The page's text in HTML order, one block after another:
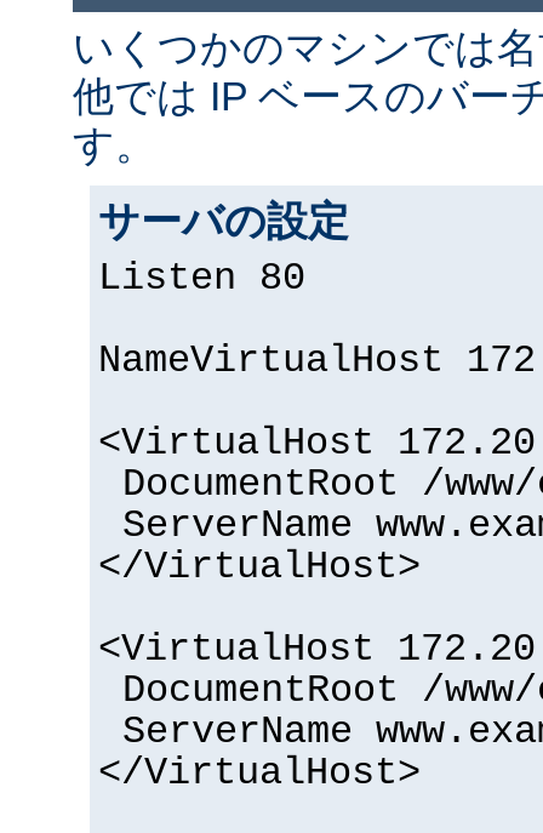
いくつかのマシンでは
他では IP ベースのバー
す。
サーバの設定
Listen 80
NameVirtualHost
<VirtualHost
DocumentRoot /
ServerName
</VirtualHost>
<VirtualHost
DocumentRoot /
ServerName
</VirtualHost>